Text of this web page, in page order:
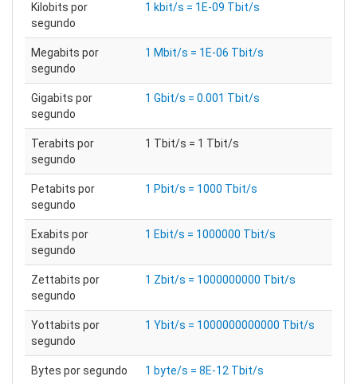
Kilobits por
segundo
1 kbit/s = 1E-09 Tbit/s
Megabits por
segundo
1 Mbit/s = 1E-06 Tbit/s
Gigabits por
segundo
1 Gbit/s = 0.001 Tbit/s
Terabits por
segundo
1 Tbit/s = 1 Tbit/s
Petabits por
segundo
1 Pbit/s = 1000 Tbit/s
Exabits por
segundo
1 Ebit/s = 1000000 Tbit/s
Zettabits por
segundo
1 Zbit/s = 1000000000 Tbit/s
Yottabits por
segundo
1 Ybit/s = 1000000000000 Tbit/s
Bytes por segundo 1 byte/s = 8E-12 Tbit/s